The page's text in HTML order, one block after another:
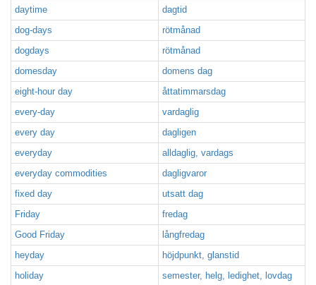
daytime
dagtid
dog-days
rötmånad
dogdays
rötmånad
domesday
domens dag
eight-hour day
åttatimmarsdag
every-day
vardaglig
every day
dagligen
everyday
alldaglig, vardags
everyday commodities
dagligvaror
fixed day
utsatt dag
Friday
fredag
Good Friday
långfredag
heyday
höjdpunkt, glanstid
holiday
semester, helg, ledighet, lovdag